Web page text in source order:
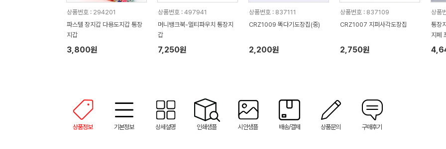
상품번호 : 294201
파스텔 장지갑 다용도지갑 통장
지갑
3,800원
상품번호 : 497941
머니뱅크북-멀티파우치 통장지
갑
7,250원
상품번호 : 837111
CRZ1009 똑다기도장집(중)
2,200원
상품번호 : 837109
CRZ1007 지퍼사각도장집
2,750원
상품
통장
지폐
상품정보 기본정보 상세설명 인쇄샘플 시안샘플 배송/결제 상품문의 구매후기